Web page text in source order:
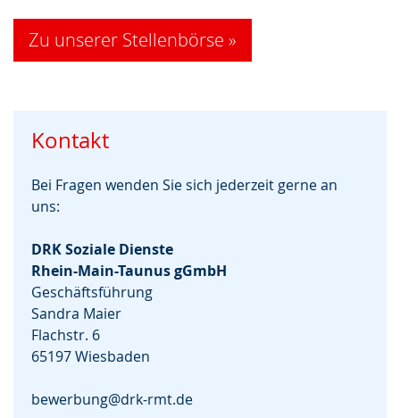
Zu unserer Stellenbörse »
Kontakt
Bei Fragen wenden Sie sich jederzeit gerne an
uns:
DRK Soziale Dienste
Rhein-Main-Taunus gGmbH
Geschäftsführung
Sandra Maier
Flachstr. 6
65197 Wiesbaden
bewerbung@drk-rmt.de